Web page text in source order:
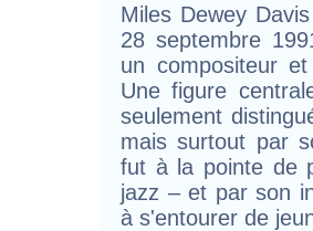
Miles Dewey
28 septembre
un compositeur
Une figure
seulement
mais surtout par
fut à la pointe de
jazz – et par son
à s'entourer de